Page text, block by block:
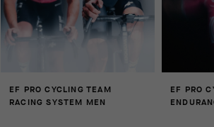
EF PRO CYCLING TEAM
RACING SYSTEM MEN
EF PRO